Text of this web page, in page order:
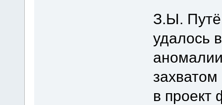
З.Ы.
удалось
в